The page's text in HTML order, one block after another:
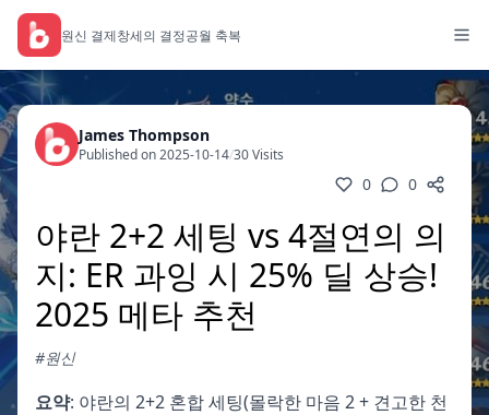
원신 결제창세의 결정공월 축복
James Thompson
Published on 2025-10-14/30 Visits
0 0
야란 2+2 세팅 vs 4절연의 의
지: ER 과잉 시 25% 딜 상승!
2025 메타 추천
#원신
요약: 야란의 2+2 혼합 세팅(몰락한 마음 2 + 견고한 천